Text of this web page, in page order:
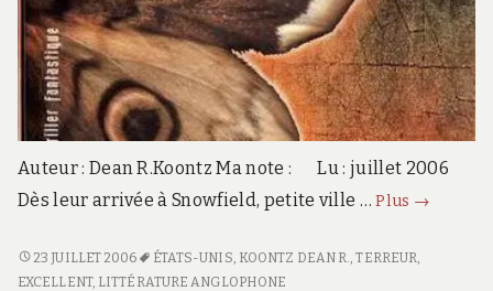
Auteur : Dean R.Koontz Ma note : Lu : juillet 2006
Dès leur arrivée à Snowfield, petite ville …Plus Spectres
→
SPECTRES
23 JUILLET 2006 ÉTATS-UNIS KOONTZ DEAN R. ,TERREUR
EXCELLENT, LITTÉRATURE ANGLOPHONE